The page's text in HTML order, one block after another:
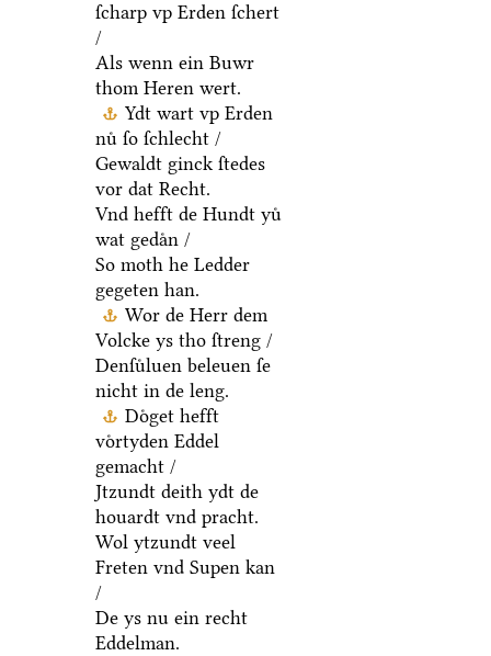
ſcharp vp Erden ſchert
/
Als wenn ein Buwr
thom Heren wert.
Ydt wart vp Erden
nuͤ ſo ſchlecht /
Gewaldt ginck ſtedes
vor dat Recht.
Vnd hefft de Hundt yuͤ
wat gedaͤn /
So moth he Ledder
gegeten han.
Wor de Herr dem
Volcke ys tho ſtreng /
Denſuͤluen beleuen ſe
nicht in de leng.
Doͤget hefft
voͤrtyden Eddel
gemacht /
Jtzundt deith ydt de
houardt vnd pracht.
Wol ytzundt veel
Freten vnd Supen kan
/
De ys nu ein recht
Eddelman.